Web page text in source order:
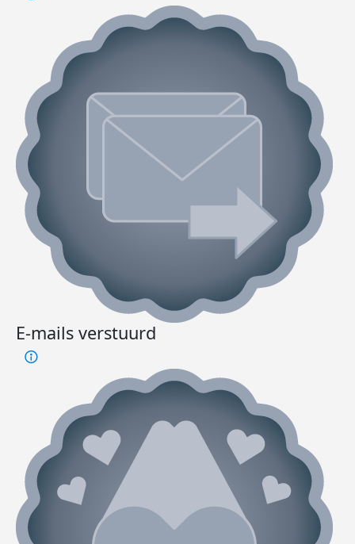
E-mails verstuurd